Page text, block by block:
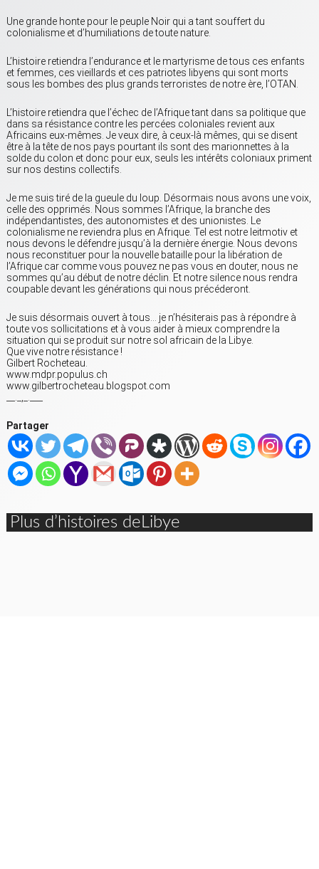
Une grande honte pour le peuple Noir qui a tant souffert du
colonialisme et d’humiliations de toute nature.
L’histoire retiendra l’endurance et le martyrisme de tous ces enfants
et femmes, ces vieillards et ces patriotes libyens qui sont morts
sous les bombes des plus grands terroristes de notre ère, l’OTAN.
L’histoire retiendra que l’échec de l’Afrique tant dans sa politique que
dans sa résistance contre les percées coloniales revient aux
Africains eux-mêmes. Je veux dire, à ceux-là mêmes, qui se disent
être à la tête de nos pays pourtant ils sont des marionnettes à la
solde du colon et donc pour eux, seuls les intérêts coloniaux priment
sur nos destins collectifs.
Je me suis tiré de la gueule du loup. Désormais nous avons une voix,
celle des opprimés. Nous sommes l’Afrique, la branche des
indépendantistes, des autonomistes et des unionistes. Le
colonialisme ne reviendra plus en Afrique. Tel est notre leitmotiv et
nous devons le défendre jusqu’à la dernière énergie. Nous devons
nous reconstituer pour la nouvelle bataille pour la libération de
l’Afrique car comme vous pouvez ne pas vous en douter, nous ne
sommes qu’au début de notre déclin. Et notre silence nous rendra
coupable devant les générations qui nous précéderont.
Je suis désormais ouvert à tous… je n’hésiterais pas à répondre à
toute vos sollicitations et à vous aider à mieux comprendre la
situation qui se produit sur notre sol africain de la Libye.
Que vive notre résistance !
Gilbert Rocheteau.
www.mdpr.populus.ch
www.gilbertrocheteau.blogspot.com
Partager
Plus d’histoires deLibye